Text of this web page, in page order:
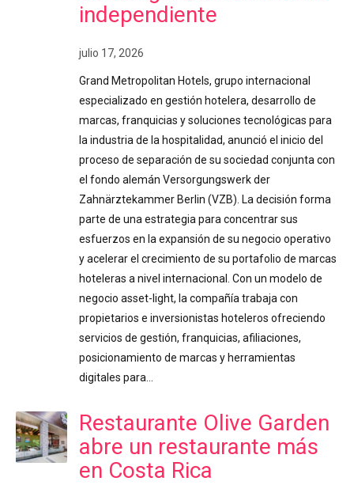
independiente
julio 17, 2026
Grand Metropolitan Hotels, grupo internacional
especializado en gestión hotelera, desarrollo de
marcas, franquicias y soluciones tecnológicas para
la industria de la hospitalidad, anunció el inicio del
proceso de separación de su sociedad conjunta con
el fondo alemán Versorgungswerk der
Zahnärztekammer Berlin (VZB). La decisión forma
parte de una estrategia para concentrar sus
esfuerzos en la expansión de su negocio operativo
y acelerar el crecimiento de su portafolio de marcas
hoteleras a nivel internacional. Con un modelo de
negocio asset-light, la compañía trabaja con
propietarios e inversionistas hoteleros ofreciendo
servicios de gestión, franquicias, afiliaciones,
posicionamiento de marcas y herramientas
digitales para…
Restaurante Olive Garden
abre un restaurante más
en Costa Rica